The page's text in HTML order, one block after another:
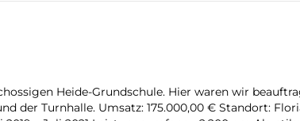
Heide-Grundschule. Hier waren wir
der Turnhalle. Umsatz: 175.000,00 € Standort: